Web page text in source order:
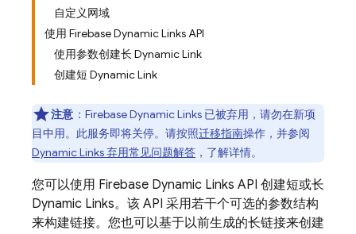
自定义网域
使用 Firebase Dynamic Links API
使用参数创建长 Dynamic Link
创建短 Dynamic Link
注意 ：Firebase Dynamic Links 已被弃用，请勿在新项
目中用。 此服务即将关停。请按照迁移指南操作，并参阅
Dynamic Links 弃用常见问题解答 ，了解详情。
您可以使用 Firebase Dynamic Links API 创建短或长
Dynamic Links。该 API 采用若干个可选的参数结构
来构建链接。您也可以基于以前生成的长链接来创建